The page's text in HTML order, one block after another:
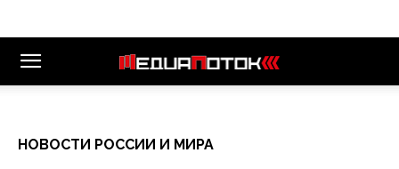
НОВОСТИ РОССИИ И МИРА